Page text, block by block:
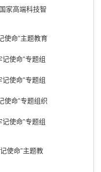
家高端科技智
使命”主题教育
使命”专题组
使命”专题组
使命”专题组织
使命”专题组
使命”主题教